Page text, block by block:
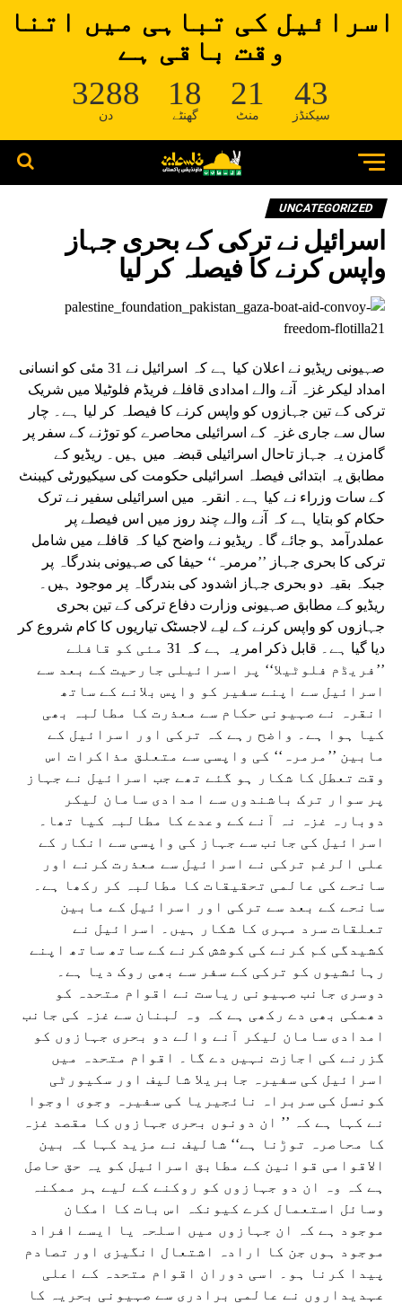
اسرائیل کی تباہی میں اتنا
وقت باقی ہے
3288
دن
18
گھنٹے
21
منٹ
42
سیکنڈز
UNCATEGORIZED
اسرائیل نے ترکی کے بحری جہاز
واپس کرنے کا فیصلہ کر لیا
صہیونی ریڈیو نے اعلان کیا ہے کہ اسرائیل نے 31 مئی کو انسانی
امداد لیکر غزہ آنے والے امدادی قافلے فریڈم فلوٹیلا میں شریک
ترکی کے تین جہازوں کو واپس کرنے کا فیصلہ کر لیا ہے۔ چار
سال سے جاری غزہ کے اسرائیلی محاصرے کو توڑنے کے سفر پر
گامزن یہ جہاز تاحال اسرائیلی قبضہ میں ہیں۔ ریڈیو کے
مطابق یہ ابتدائی فیصلہ اسرائیلی حکومت کی سیکیورٹی کیبنٹ
کے سات وزراء نے کیا ہے۔ انقرہ میں اسرائیلی سفیر نے ترک
حکام کو بتایا ہے کہ آنے والے چند روز میں اس فیصلے پر
عملدرآمد ہو جائے گا۔ ریڈیو نے واضح کیا کہ قافلے میں شامل
ترکی کا بحری جہاز ’’مرمرہ‘‘ حیفا کی صہیونی بندرگاہ پر
جبکہ بقیہ دو بحری جہاز اشدود کی بندرگاہ پر موجود ہیں۔
ریڈیو کے مطابق صہیونی وزارت دفاع ترکی کے تین بحری
جہازوں کو واپس کرنے کے لیے لاجسٹک تیاریوں کا کام شروع کر
دیا گیا ہے۔ قابل ذکر امر یہ ہے کہ 31 مئی کو قافلے
’’فریڈم فلوٹیلا‘‘ پر اسرائیلی جارحیت کے بعد سے
اسرائیل سے اپنے سفیر کو واپس بلانے کے ساتھ
انقرہ نے صہیونی حکام سے معذرت کا مطالبہ بھی
کیا ہوا ہے۔ واضح رہے کہ ترکی اور اسرائیل کے
مابین ’’مرمرہ‘‘ کی واپسی سے متعلق مذاکرات اس
وقت تعطل کا شکار ہو گئے تھے جب اسرائیل نے جہاز
پر سوار ترک باشندوں سے امدادی سامان لیکر
دوبارہ غزہ نہ آنے کے وعدے کا مطالبہ کیا تھا۔
اسرائیل کی جانب سے جہاز کی واپسی سے انکار کے
علی الرغم ترکی نے اسرائیل سے معذرت کرنے اور
سانحے کی عالمی تحقیقات کا مطالبہ کر رکھا ہے۔
سانحے کے بعد سے ترکی اور اسرائیل کے مابین
تعلقات سرد مہری کا شکار ہیں۔ اسرائیل نے
کشیدگی کم کرنے کی کوشش کرنے کے ساتھ ساتھ اپنے
رہائشیوں کو ترکی کے سفر سے بھی روک دیا ہے۔
دوسری جانب صہیونی ریاست نے اقوام متحدہ کو
دھمکی بھی دے رکھی ہے کہ وہ لبنان سے غزہ کی جانب
امدادی سامان لیکر آنے والے دو بحری جہازوں کو
گزرنے کی اجازت نہیں دے گا۔ اقوام متحدہ میں
اسرائیل کی سفیرہ جابریلا شالیف اور سکیورٹی
کونسل کی سربراہ نائجیریا کی سفیرہ وجوی اوجوا
نے کہا ہے کہ ’’ ان دونوں بحری جہازوں کا مقصد غزہ
کا محاصرہ توڑنا ہے‘‘ شالیف نے مزید کہا کہ بین
الاقوامی قوانین کے مطابق اسرائیل کو یہ حق حاصل
ہے کہ وہ ان دو جہازوں کو روکنے کے لیے ہر ممکنہ
وسائل استعمال کرے کیونکہ اس بات کا امکان
موجود ہے کہ ان جہازوں میں اسلحہ یا ایسے افراد
موجود ہوں جن کا ارادہ اشتعال انگیزی اور تصادم
پیدا کرنا ہو۔ اسی دوران اقوام متحدہ کے اعلی
عہدیداروں نے عالمی برادری سے صہیونی بحریہ کا